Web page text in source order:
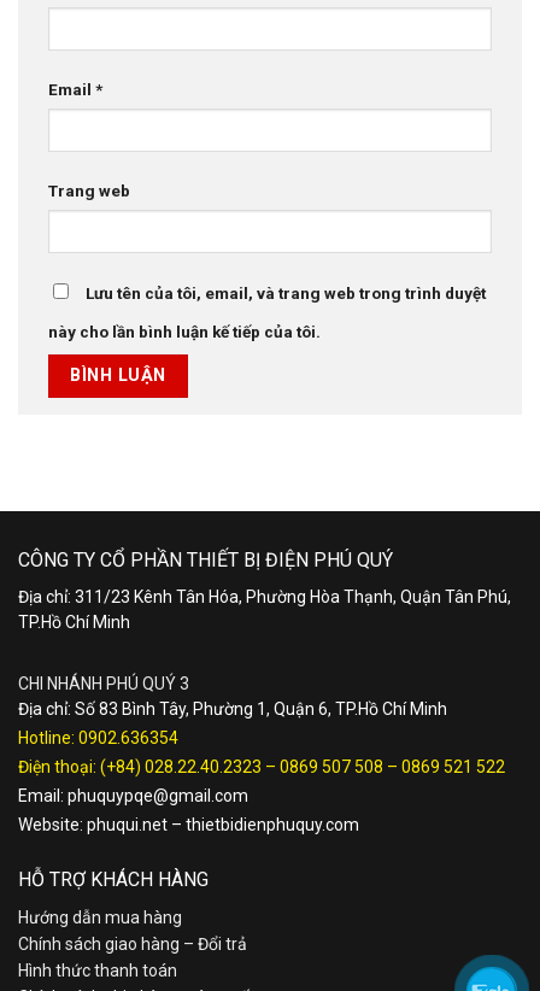
Email *
Trang web
Lưu tên của tôi, email, và trang web trong trình duyệt
này cho lần bình luận kế tiếp của tôi.
CÔNG TY CỔ PHẦN THIẾT BỊ ĐIỆN PHÚ QUÝ
Địa chỉ: 311/23 Kênh Tân Hóa, Phường Hòa Thạnh, Quận Tân Phú,
TP.Hồ Chí Minh
CHI NHÁNH PHÚ QUÝ 3
Địa chỉ: Số 83 Bình Tây, Phường 1, Quận 6, TP.Hồ Chí Minh
Hotline: 0902.636354
Điện thoại: (+84) 028.22.40.2323 – 0869 507 508 – 0869 521 522
Email: phuquypqe@gmail.com
Website: phuqui.net – thietbidienphuquy.com
HỖ TRỢ KHÁCH HÀNG
Hướng dẫn mua hàng
Chính sách giao hàng – Đổi trả
Hình thức thanh toán